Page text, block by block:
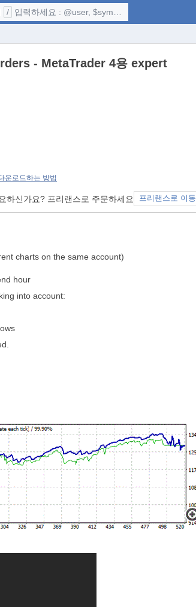
/ 입력하세요 : @user, $symbol, ...
- MetaTrader 4용 expert
운로드하는 방법
하신가요? 프리랜스로 주문하세요 프리랜스로 이동
charts on the same account)
hour
into account: